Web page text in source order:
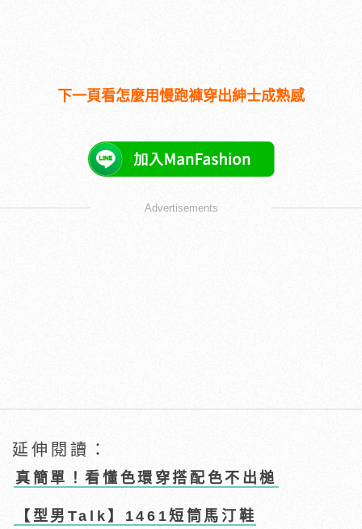
下一頁看怎麼用慢跑褲穿出紳士成熟感
Advertisements
延伸閱讀：
真簡單！看懂色環穿搭配色不出槌
【型男Talk】1461短筒馬汀鞋